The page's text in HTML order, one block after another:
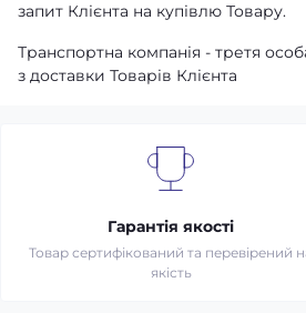
запит Клієнта на купівлю Товару.
Транспортна компанія - третя
з доставки Товарів Клієнта
Гарантія якості
Товар сертифікований та перевірений
якість